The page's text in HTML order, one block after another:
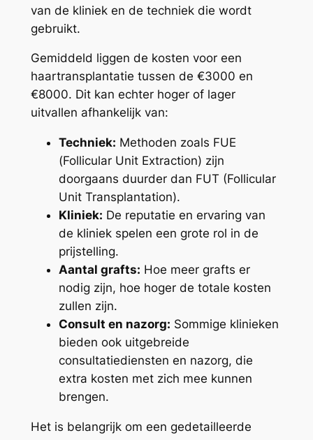
van de kliniek en de techniek die wordt
gebruikt.
Gemiddeld liggen de kosten voor een
haartransplantatie tussen de €3000 en
€8000. Dit kan echter hoger of lager
uitvallen afhankelijk van:
Techniek: Methoden zoals FUE
(Follicular Unit Extraction) zijn
doorgaans duurder dan FUT (Follicular
Unit Transplantation).
Kliniek: De reputatie en ervaring van
de kliniek spelen een grote rol in de
prijstelling.
Aantal grafts: Hoe meer grafts er
nodig zijn, hoe hoger de totale kosten
zullen zijn.
Consult en nazorg: Sommige klinieken
bieden ook uitgebreide
consultatiediensten en nazorg, die
extra kosten met zich mee kunnen
brengen.
Het is belangrijk om een gedetailleerde